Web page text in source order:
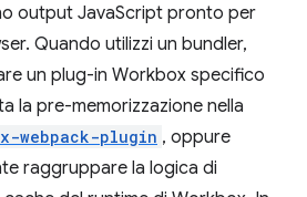
output JavaScript pronto per
Quando utilizzi un bundler,
un plug-in Workbox specifico
la pre-memorizzazione nella
webpack-plugin , oppure
raggruppare la logica di